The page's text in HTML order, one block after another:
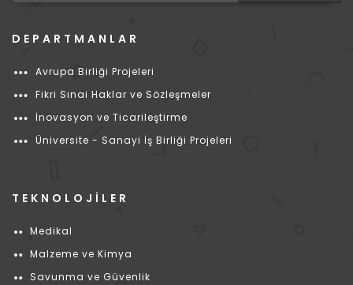
DEPARTMANLAR
Avrupa Birliği Projeleri
Fikri Sınai Haklar ve Sözleşmeler
İnovasyon ve Ticarileştirme
Üniversite - Sanayi İş Birliği Projeleri
TEKNOLOJİLER
Medikal
Malzeme ve Kimya
Savunma ve Güvenlik